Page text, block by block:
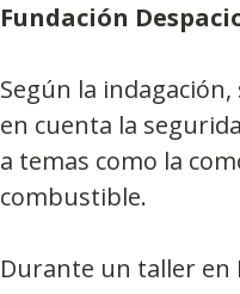
Fundación
Según la
en cuenta la
a temas como la
combustible.
Durante un taller en